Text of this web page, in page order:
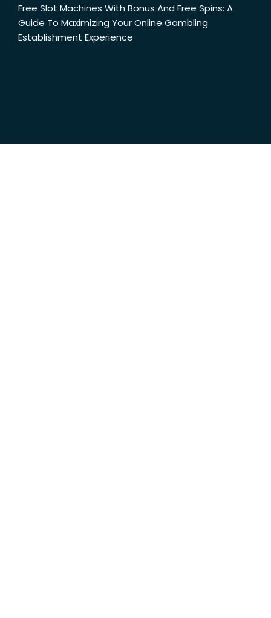
Free Slot Machines With Bonus And Free Spins: A
Guide To Maximizing Your Online Gambling
Establishment Experience